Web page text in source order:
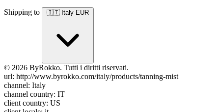
Shipping to 🇮🇹 Italy EUR
© 2026 ByRokko. Tutti i diritti riservati.
url: http://www.byrokko.com/italy/products/tanning-mist
channel: Italy
channel country: IT
client country: US